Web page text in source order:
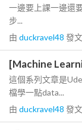
一邊要上課一邊還
步...
由 duckravel48 發文
[Machine
這個系列文章是
檔學一點data...
由 duckravel48 發文